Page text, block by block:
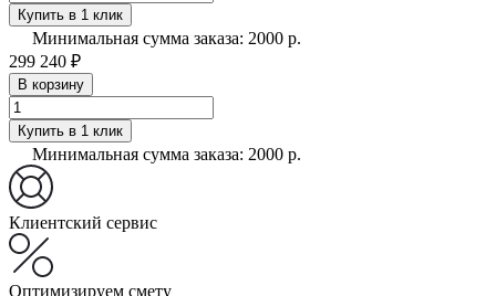
Купить в 1 клик
Минимальная сумма заказа: 2000 р.
299 240 ₽
В корзину
Купить в 1 клик
Минимальная сумма заказа: 2000 р.
Клиентский сервис
Оптимизируем смету